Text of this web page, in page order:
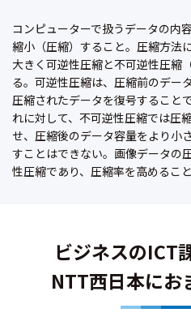
コンピューターで扱うデータの内
縮小（圧縮）すること。圧縮方法
大きく可逆性圧縮と不可逆性圧縮
る。可逆性圧縮は、圧縮前のデー
圧縮されたデータを復号すること
れに対して、不可逆性圧縮では圧
せ、圧縮後のデータ容量をより小
すことはできない。画像データの
性圧縮であり、圧縮率を高めるこ
ビジネスのICT
NTT西日本にお